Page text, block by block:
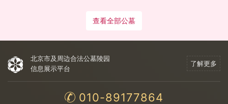
查看全部公墓
北京市及周边合法公墓陵园
信息展示平台
了解更多
010-89177864